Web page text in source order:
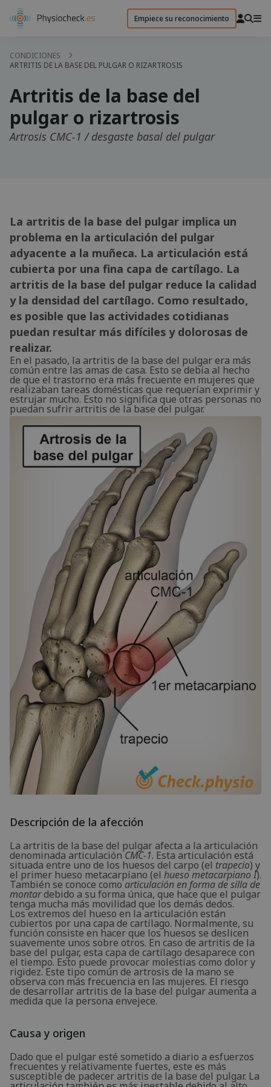
Empiece su reconocimiento
CONDICIONES
ARTRITIS DE LA BASE DEL PULGAR O RIZARTROSIS
Artritis de la base del
pulgar o rizartrosis
Artrosis CMC-1 / desgaste basal del pulgar
La artritis de la base del pulgar implica un
problema en la articulación del pulgar
adyacente a la muñeca. La articulación está
cubierta por una fina capa de cartílago. La
artritis de la base del pulgar reduce la calidad
y la densidad del cartílago. Como resultado,
es posible que las actividades cotidianas
puedan resultar más difíciles y dolorosas de
realizar.
En el pasado, la artritis de la base del pulgar era más
común entre las amas de casa. Esto se debía al hecho
de que el trastorno era más frecuente en mujeres que
realizaban tareas domésticas que requerían exprimir y
estrujar mucho. Esto no significa que otras personas no
puedan sufrir artritis de la base del pulgar.
Descripción de la afección
La artritis de la base del pulgar afecta a la articulación
denominada articulaciónCMC-1. Esta articulación está
situada entre uno de los huesos del carpo (el trapecio) y
el primer hueso metacarpiano (el hueso metacarpiano I).
También se conoce comoarticulación en forma de silla de
montardebido a su forma única, que hace que el pulgar
tenga mucha más movilidad que los demás dedos.
Los extremos del hueso en la articulación están
cubiertos por una capa de cartílago. Normalmente, su
función consiste en hacer que los huesos se deslicen
suavemente unos sobre otros. En caso de artritis de la
base del pulgar, esta capa de cartílago desaparece con
el tiempo. Esto puede provocar molestias como dolor y
rigidez. Este tipo común de artrosis de la mano se
observa con más frecuencia en las mujeres. El riesgo
de desarrollar artritis de la base del pulgar aumenta a
medida que la persona envejece.
Causa y origen
Dado que el pulgar esté sometido a diario a esfuerzos
frecuentes y relativamente fuertes, este es más
susceptible de padecer artritis de la base del pulgar. La